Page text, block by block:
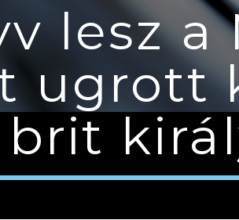
lesz
ugrott
brit